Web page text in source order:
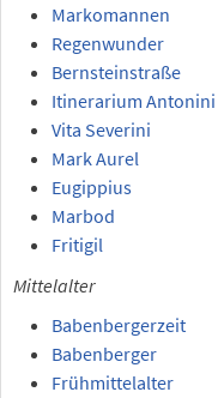
Markomannen
Regenwunder
Bernsteinstraße
Itinerarium Antonini
Vita Severini
Mark Aurel
Eugippius
Marbod
Fritigil
Mittelalter
Babenbergerzeit
Babenberger
Frühmittelalter